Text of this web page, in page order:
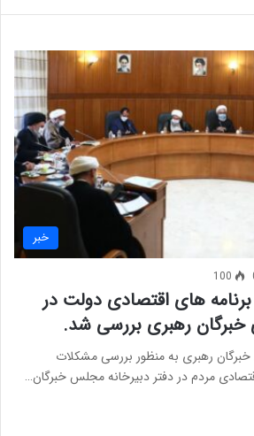
خبر
100
های اقتصادی دولت در
رهبری بررسی شد.
رهبری به منظور بررسی مشکلات
مردم در دفتر دبیرخانه مجلس خبرگان…